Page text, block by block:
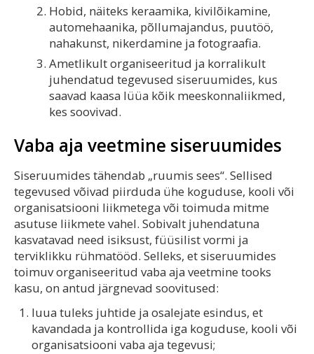
Hobid, näiteks keraamika, kivilõikamine,
automehaanika, põllumajandus, puutöö,
nahakunst, nikerdamine ja fotograafia.
Ametlikult organiseeritud ja korralikult
juhendatud tegevused siseruumides, kus
saavad kaasa lüüa kõik meeskonnaliikmed,
kes soovivad.
Vaba aja veetmine siseruumides
Siseruumides tähendab „ruumis sees“. Sellised
tegevused võivad piirduda ühe koguduse, kooli või
organisatsiooni liikmetega või toimuda mitme
asutuse liikmete vahel. Sobivalt juhendatuna
kasvatavad need isiksust, füüsilist vormi ja
terviklikku rühmatööd. Selleks, et siseruumides
toimuv organiseeritud vaba aja veetmine tooks
kasu, on antud järgnevad soovitused:
luua tuleks juhtide ja osalejate esindus, et
kavandada ja kontrollida iga koguduse, kooli või
organisatsiooni vaba aja tegevusi;